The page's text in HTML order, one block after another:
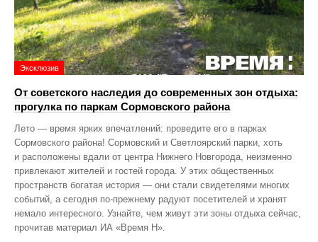
Эксклюзив
От советского наследия до современных зон отдыха:
прогулка по паркам Сормовского района
Лето — время ярких впечатлений: проведите его в парках
Сормовского района! Сормовский и Светлоярский парки, хоть
и расположены вдали от центра Нижнего Новгорода, неизменно
привлекают жителей и гостей города. У этих общественных
пространств богатая история — они стали свидетелями многих
событий, а сегодня по‑прежнему радуют посетителей и хранят
немало интересного. Узнайте, чем живут эти зоны отдыха сейчас,
прочитав материал ИА «Время Н».